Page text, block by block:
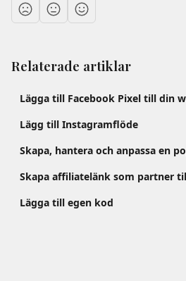
Relaterade artiklar
Lägga till Facebook Pixel till din
Lägg till Instagramflöde
Skapa, hantera och anpassa en
Skapa affiliatelänk som partner
Lägga till egen kod